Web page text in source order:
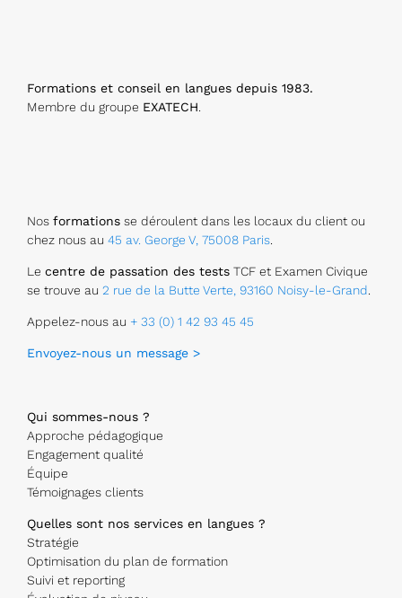
Formations et conseil en langues depuis 1983.
Membre du groupe EXATECH.
Nos formations se déroulent dans les locaux du client ou
chez nous au 45 av. George V, 75008 Paris.
Le centre de passation des tests TCF et Examen Civique
se trouve au 2 rue de la Butte Verte, 93160 Noisy-le-Grand.
Appelez-nous au + 33 (0) 1 42 93 45 45
Envoyez-nous un message >
Qui sommes-nous ?
Approche pédagogique
Engagement qualité
Équipe
Témoignages clients
Quelles sont nos services en langues ?
Stratégie
Optimisation du plan de formation
Suivi et reporting